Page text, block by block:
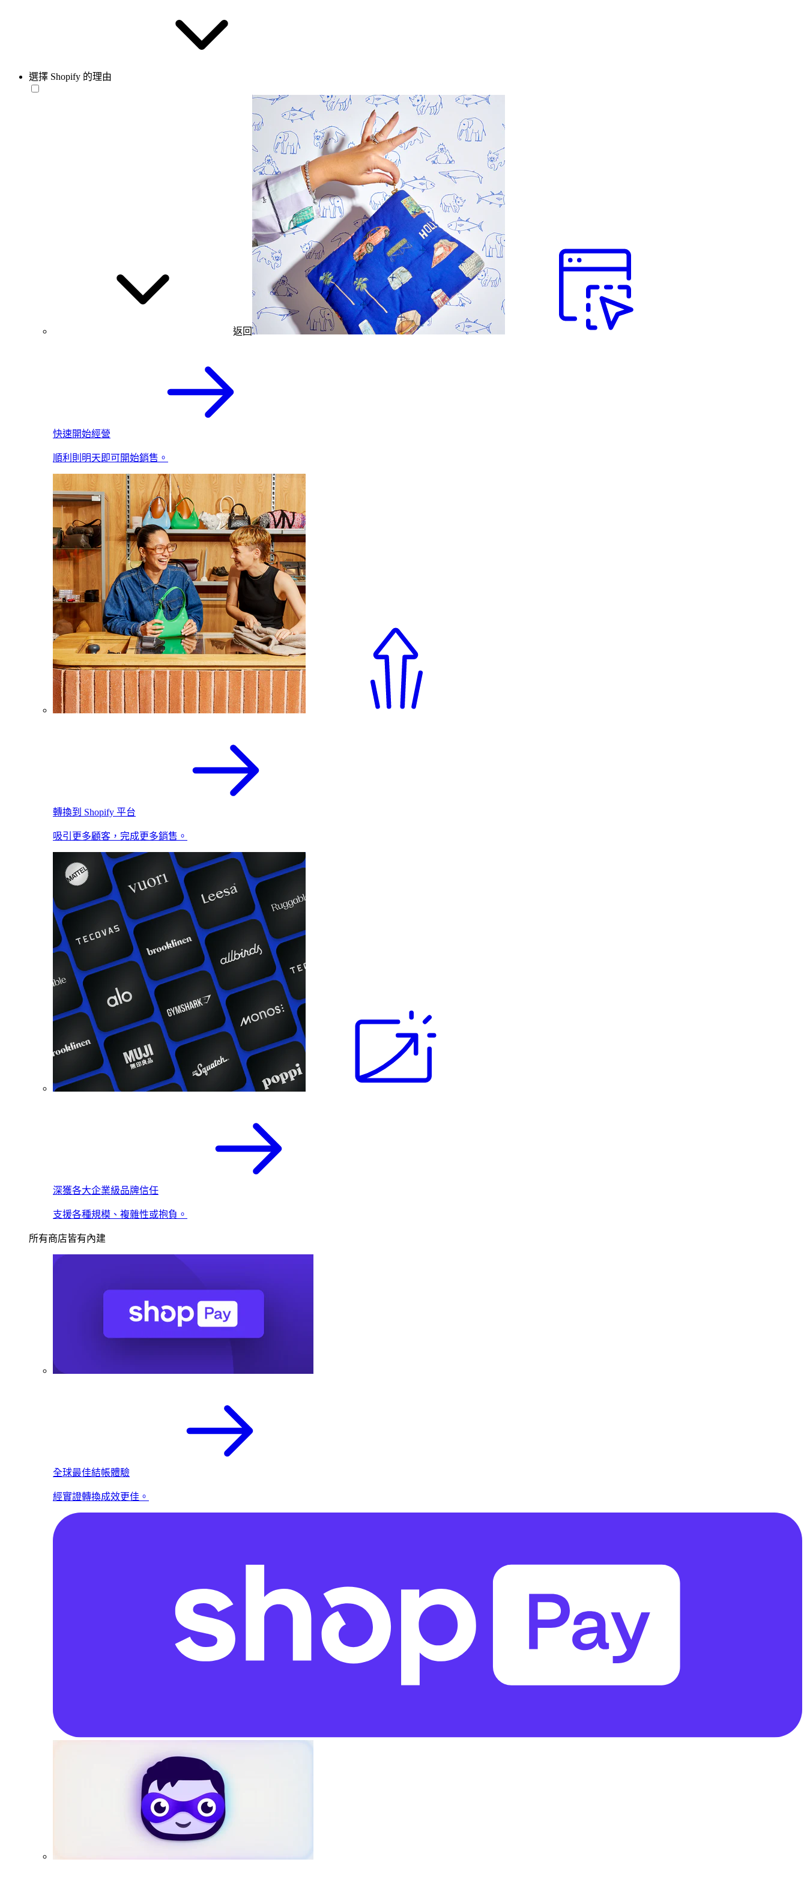
選擇 Shopify 的理由
返回
快速開始經營
順利則明天即可開始銷售。
轉換到 Shopify 平台
吸引更多顧客，完成更多銷售。
深獲各大企業級品牌信任
支援各種規模、複雜性或抱負。
所有商店皆有內建
全球最佳結帳體驗
經實證轉換成效更佳。